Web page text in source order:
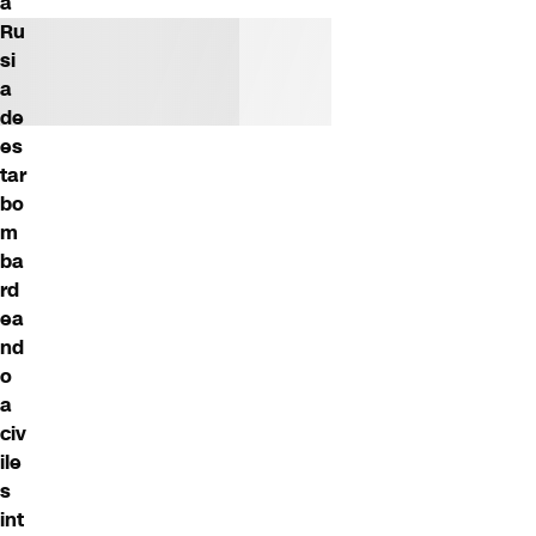
Ru
si
a
de
es
tar
bo
m
ba
rd
ea
nd
o
a
civ
ile
s
int